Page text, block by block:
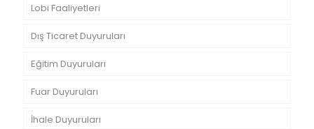
Lobi Faaliyetleri
Dış Ticaret Duyuruları
Eğitim Duyuruları
Fuar Duyuruları
İhale Duyuruları